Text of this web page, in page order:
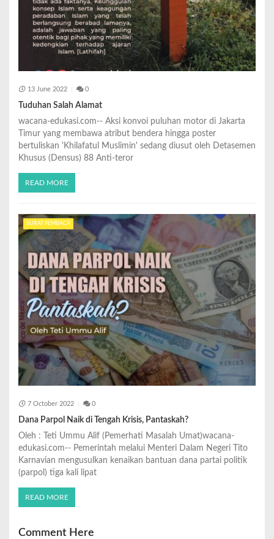
13 June 2022 0
Tuduhan Salah Alamat
wacana-edukasi.com-- Aksi konvoi puluhan motor di Jakarta
Timur yang membawa atribut bendera hingga poster
bertuliskan 'Khilafatul Muslimin' sedang diusut oleh Detasemen
Khusus (Densus) 88 Anti-teror
READ MORE
SURAT PEMBACA
7 October 2022 0
Dana Parpol Naik di Tengah Krisis, Pantaskah?
Oleh : Teti Ummu Alif (Pemerhati Masalah Umat)wacana-
edukasi.com-- Pemerintah melalui Menteri Dalam Negeri Tito
Karnavian mengusulkan kenaikan bantuan dana partai politik
(parpol) tiga kali lipat
READ MORE
Comment Here